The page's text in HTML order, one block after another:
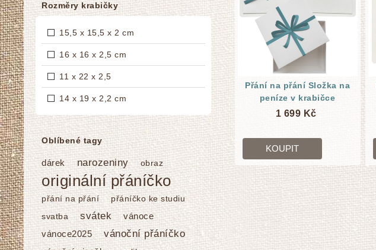
Rozměry krabičky
15,5 x 15,5 x 2 cm
16 x 16 x 2,5 cm
11 x 22 x 2,5
14 x 19 x 2,2 cm
Oblíbené tagy
dárek narozeniny obraz
originální přáníčko
přání na přání
přáníčko ke studiu
svatba
svátek
vánoce
vánoce2025
vánoční přáníčko
Přání na přání Složka na
peníze v krabičce
1 699 Kč
KOUPIT